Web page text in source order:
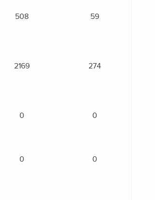
508 59
2169 274
0 0
0 0